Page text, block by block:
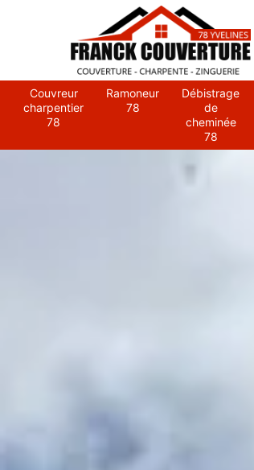
Couvreur
charpentier
78
Ramoneur
78
Débistrage
de
cheminée
78